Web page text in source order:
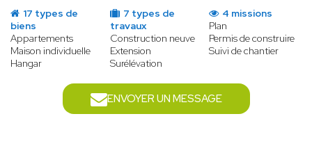
17 types de
biens
Appartements
Maison individuelle
Hangar
7 types de
travaux
Construction neuve
Extension
Surélévation
4 missions
Plan
Permis de construire
Suivi de chantier
ENVOYER UN MESSAGE